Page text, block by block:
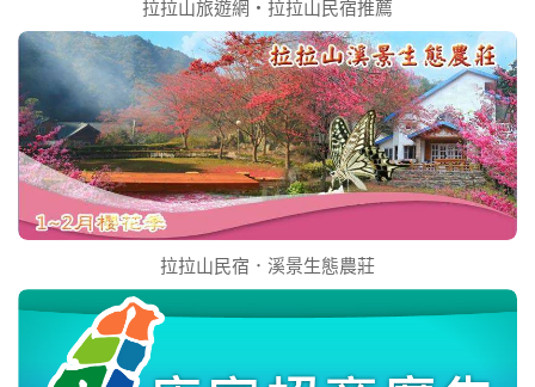
拉拉山旅遊網‧拉拉山民宿推薦
拉拉山民宿．溪景生態農莊